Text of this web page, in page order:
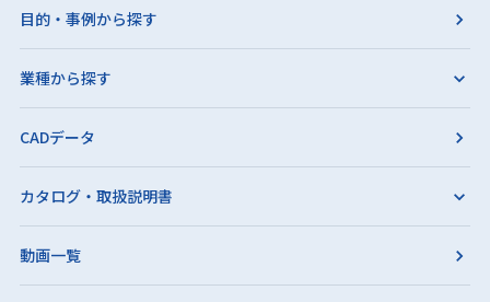
目的・事例から探す
業種から探す
CADデータ
カタログ・取扱説明書
動画一覧